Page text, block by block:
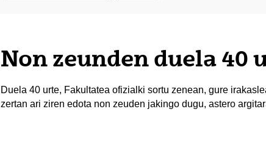
Non zeunden duela 40
Duela 40 urte, Fakultatea ofizialki sortu zenean, gure
zertan ari ziren edota non zeuden jakingo dugu, astero